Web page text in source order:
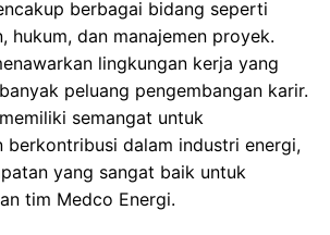
berbagai bidang seperti
hukum, dan manajemen proyek.
lingkungan kerja yang
peluang pengembangan karir.
semangat untuk
berkontribusi dalam industri energi,
yang sangat baik untuk
tim Medco Energi.